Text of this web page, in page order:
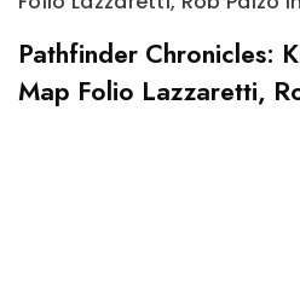
Pathfinder Chronicles:
Map Folio Lazzaretti,